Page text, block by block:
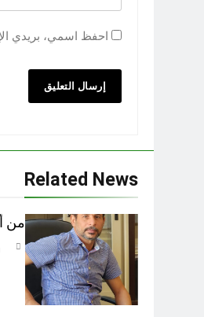
احفظ اسمي، بريدي
Related News
من